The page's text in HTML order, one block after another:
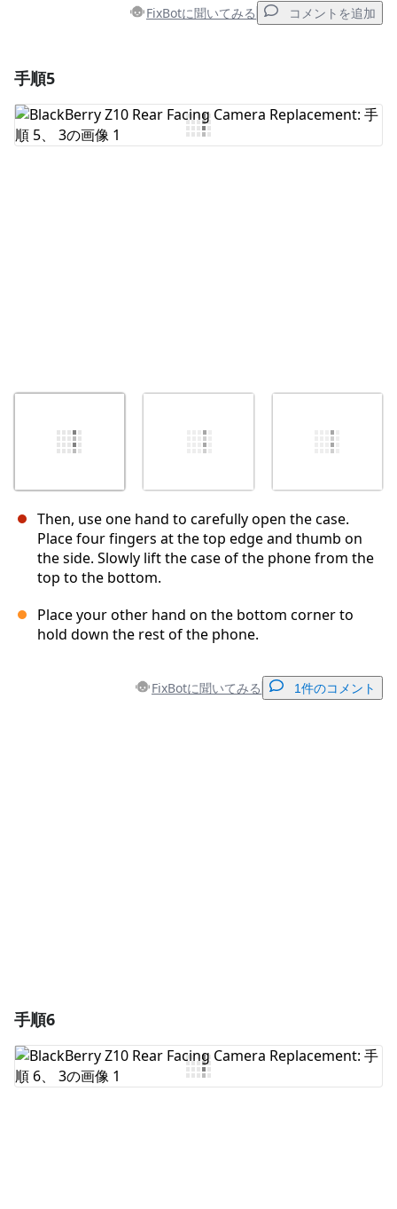
FixBotに聞いてみる コメントを追加
コメントを追加
手順5
Then, use one hand to carefully open the case.
Place four fingers at the top edge and thumb on
the side. Slowly lift the case of the phone from the
top to the bottom.
Place your other hand on the bottom corner to
hold down the rest of the phone.
FixBotに聞いてみる 1件のコメント
手順6